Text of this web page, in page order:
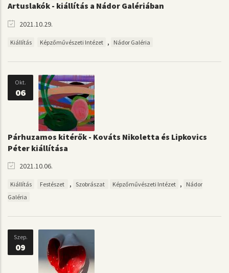
Artuslakók - kiállítás a Nádor Galériában
2021.10.29.
Kiállítás Képzőművészeti Intézet , Nádor Galéria
Okt.
06
Párhuzamos kitérők - Kováts Nikoletta és Lipkovics
Péter kiállítása
2021.10.06.
Kiállítás Festészet , Szobrászat Képzőművészeti Intézet ,
Nádor
Galéria
Szep.
09